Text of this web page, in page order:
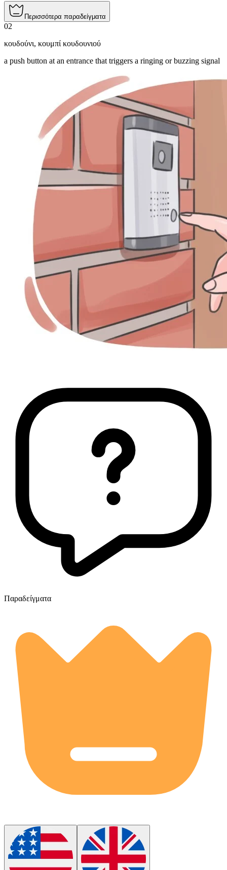
Περισσότερα παραδείγματα
02
κουδούνι, κουμπί κουδουνιού
a push button at an entrance that triggers a ringing or buzzing signal
Παραδείγματα